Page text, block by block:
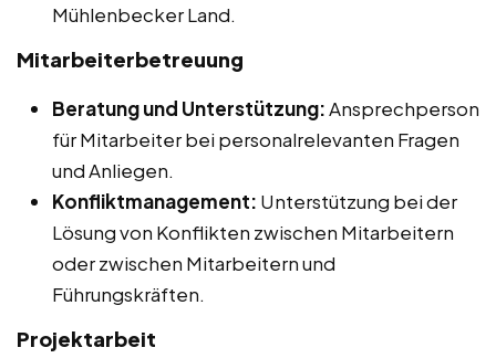
Mühlenbecker Land.
Mitarbeiterbetreuung
Beratung und Unterstützung:Ansprechperson
für Mitarbeiter bei personalrelevanten Fragen
und Anliegen.
Konfliktmanagement: Unterstützung bei der
Lösung von Konflikten zwischen Mitarbeitern
oder zwischen Mitarbeitern und
Führungskräften.
Projektarbeit